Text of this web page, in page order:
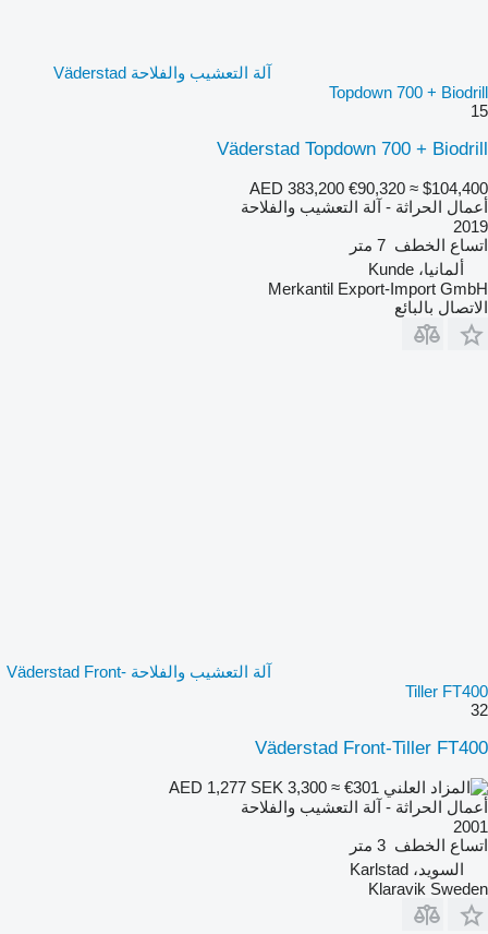
آلة التعشيب والفلاحة Väderstad
Topdown 700 + Biodrill
15
Väderstad Topdown 700 + Biodrill
AED 383,200 €90,320 ≈ $104,400
أعمال الحراثة - آلة التعشيب والفلاحة
2019
اتساع الخطف 7 متر
ألمانيا، Kunde
Merkantil Export-Import GmbH
الاتصال بالبائع
آلة التعشيب والفلاحة Väderstad Front-
Tiller FT400
32
Väderstad Front-Tiller FT400
SEK 3,300 ≈ €301
أعمال الحراثة - آلة التعشيب والفلاحة
2001
اتساع الخطف 3 متر
السويد، Karlstad
Klaravik Sweden